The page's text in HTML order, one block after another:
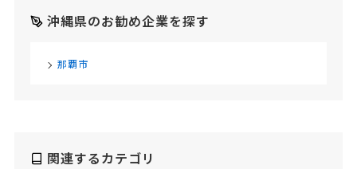
沖縄県のお勧め企業を探す
那覇市
関連するカテゴリ